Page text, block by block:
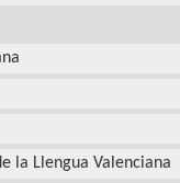
la Llengua Valenciana